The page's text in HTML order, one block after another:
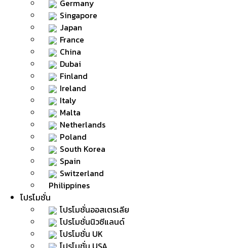
Germany
Singapore
Japan
France
China
Dubai
Finland
Ireland
Italy
Malta
Netherlands
Poland
South Korea
Spain
Switzerland
Philippines
โปรโมชั่น
โปรโมชั่นออสเตรเลีย
โปรโมชั่นนิวซีแลนด์
โปรโมชั่น UK